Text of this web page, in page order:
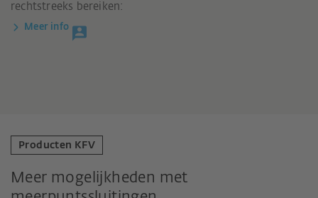
rechtstreeks bereiken:
Meer info
Producten KFV
Meer mogelijkheden met